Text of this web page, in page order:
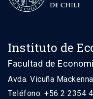
Instituto de
Facultad de
Avda. Vicuña
Teléfono: +56 2 2354